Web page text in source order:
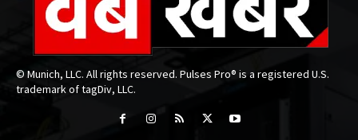
© Munich, LLC. All rights reserved. Pulses Pro® is a registered U.S.
trademark of tagDiv, LLC.